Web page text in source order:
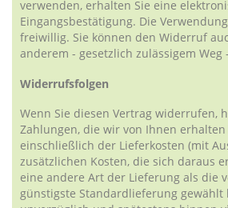
verwenden, erhalten Sie eine
Eingangsbestätigung. Die
freiwillig. Sie können den Widerruf
anderem - gesetzlich zulässigem Weg
Widerrufsfolgen
Wenn Sie diesen Vertrag widerrufen,
Zahlungen, die wir von Ihnen
einschließlich der Lieferkosten (mit
zusätzlichen Kosten, die sich daraus
eine andere Art der Lieferung als die
günstigste Standardlieferung gewählt